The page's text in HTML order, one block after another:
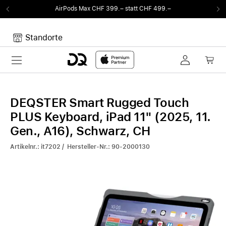
AirPods Max CHF 399.– statt CHF 499.–
Standorte
Toggle navigation
DEQSTER Smart Rugged Touch
PLUS Keyboard, iPad 11" (2025, 11.
Gen., A16), Schwarz, CH
Artikelnr.: it7202 / Hersteller-Nr.: 90-2000130